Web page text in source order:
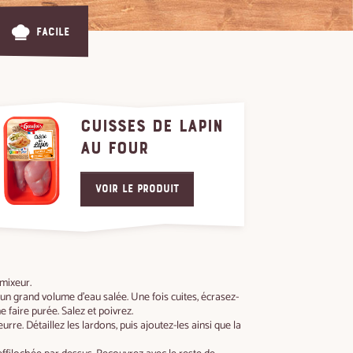
Facile
CUISSES DE LAPIN
AU FOUR
Voir le produit
grand volume d'eau salée. Une fois cuites, écrasez-
faire purée. Salez et poivrez.
Détaillez les lardons, puis ajoutez-les ainsi que la